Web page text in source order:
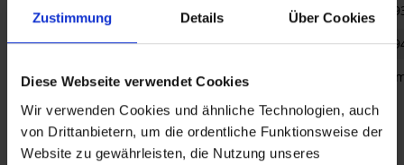
Zustimmung Details Über Cookies
Diese Webseite verwendet Cookies
Wir verwenden Cookies und ähnliche Technologien, auch
von Drittanbietern, um die ordentliche Funktionsweise der
Website zu gewährleisten, die Nutzung unseres
3XL
137-142cm
92-
4XL
147-152cm
93-
5XL
158-163cm